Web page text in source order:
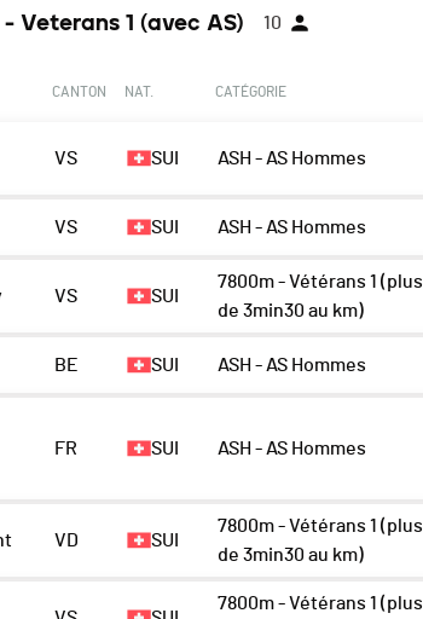
Veterans 1 (avec AS) 10
CANTON NAT. CATÉGORIE
VS SUI ASH - AS Hommes
VS SUI ASH - AS Hommes
VS SUI
7800m - Vétérans 1 (plus
de 3min30 au km)
BE SUI ASH - AS Hommes
FR SUI ASH - AS Hommes
VD SUI
7800m - Vétérans 1 (plus
de 3min30 au km)
7800m - Vétérans 1 (plus